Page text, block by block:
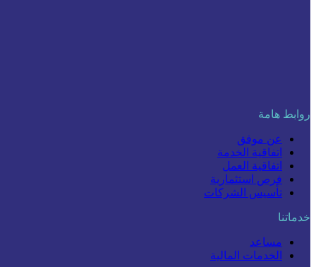
روابط هامة
عن موفق
اتفاقية الخدمة
اتفاقية العمل
فرص استثمارية
تأسيس الشركات
خدماتنا
مساعد
الخدمات المالية